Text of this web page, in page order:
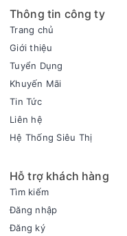
Khoang chứa khử trùng
với sức khỏe người sử
Hệ thống làm lạnh
Thông tin công ty
Trang chủ
Giới thiệu
Tuyển Dụng
Khuyến Mãi
Tin Tức
Liên hệ
Hệ Thống Siêu Thị
Hỗ trợ khách hàng
Tìm kiếm
Đăng nhập
Đăng ký